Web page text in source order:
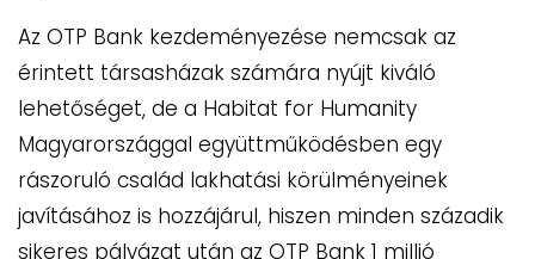
Az OTP Bank kezdeményezése nemcsak az
érintett társasházak számára nyújt kiváló
lehetőséget, de a Habitat for Humanity
Magyarországgal együttműködésben egy
rászoruló család lakhatási körülményeinek
javításához is hozzájárul, hiszen minden századik
sikeres pályázat után az OTP Bank 1 millió